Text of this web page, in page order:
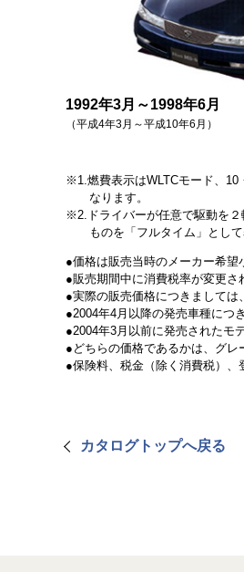
1992年3月～1998年6月
（平成4年3月～平成10年6月）
1.燃費表示はWLTCモード、
なります。
2.ドライバーが任意で駆動を
ものを「フルタイム」として
価格は販売当時のメーカー希望
販売期間中に消費税率が変更さ
実際の販売価格につきましては
2004年4月以降の発売車種につ
2004年3月以前に発売されたモ
どちらの価格であるかは、グレ
保険料、税金（除く消費税）、
カタログトップへ戻る